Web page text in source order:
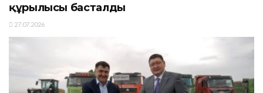
құрылысы басталды
27.07.2026